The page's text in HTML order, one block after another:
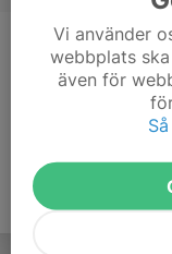
Titel
Ålder
Vi använder
webbplats
även för